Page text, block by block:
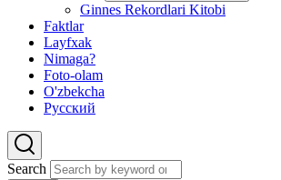
Ginnes Rekordlari Kitobi
Faktlar
Layfxak
Nimaga?
Foto-olam
O'zbekcha
Русский
Search